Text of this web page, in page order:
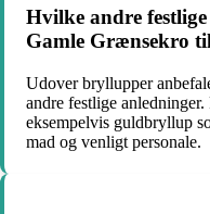
Hvilke andre
Gamle Grænsekro
Udover bryllupper
andre festlige
eksempelvis guldbryllup
mad og venligt personale.